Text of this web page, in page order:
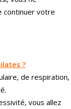
continuer votre
ilates ?
de respiration,
vous allez